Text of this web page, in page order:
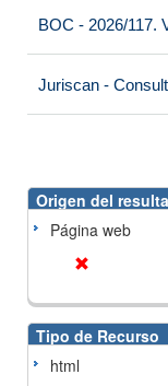
BOC - 2026/117.
Juriscan -
Origen del
Página web
Tipo de Recurso
html